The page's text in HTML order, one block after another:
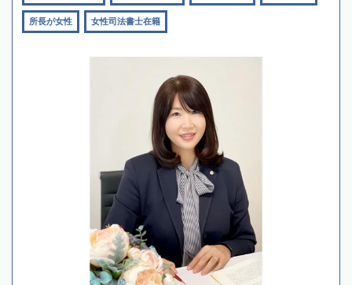
所長が女性 女性司法書士在籍